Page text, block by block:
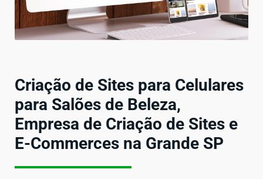
Criação de Sites para Celulares
para Salões de Beleza,
Empresa de Criação de Sites e
E-Commerces na Grande SP